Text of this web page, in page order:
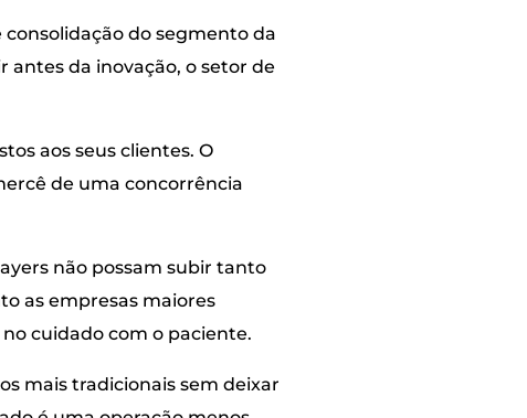
do segmento da
antes da inovação, o setor de
aos seus clientes. O
de uma concorrência
não possam subir tanto
as empresas maiores
cuidado com o paciente.
mais tradicionais sem deixar